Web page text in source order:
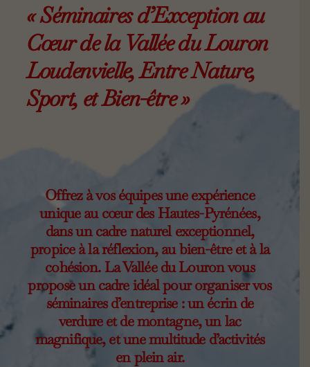
« Séminaires d’Exception au
Cœur de la Vallée du Louron
Loudenvielle, Entre Nature,
Sport, et Bien-être »
Offrez à vos équipes une expérience
unique au cœur des Hautes-Pyrénées,
dans un cadre naturel exceptionnel,
propice à la réflexion, au bien-être et à la
cohésion. La Vallée du Louron vous
propose un cadre idéal pour organiser vos
séminaires d’entreprise : un écrin de
verdure et de montagne, un lac
magnifique, et une multitude d’activités
en plein air.